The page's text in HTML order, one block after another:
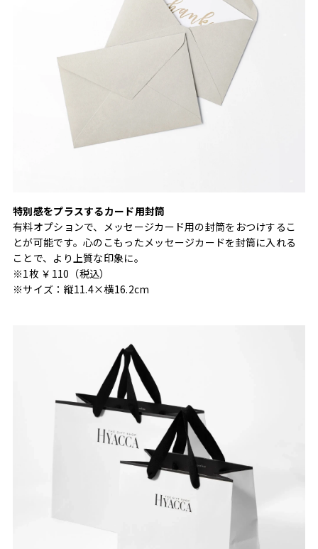
特別感をプラスするカード用封筒
有料オプションで、メッセージカード用の封筒をおつけするこ
とが可能です。心のこもったメッセージカードを封筒に入れる
ことで、より上質な印象に。
※1枚 ￥110（税込）
※サイズ：縦11.4×横16.2cm